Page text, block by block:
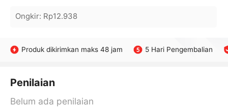
Ongkir: Rp12.938
Produk dikirimkan maks 48 jam 5 Hari Pengembalian
Penilaian
Belum ada penilaian